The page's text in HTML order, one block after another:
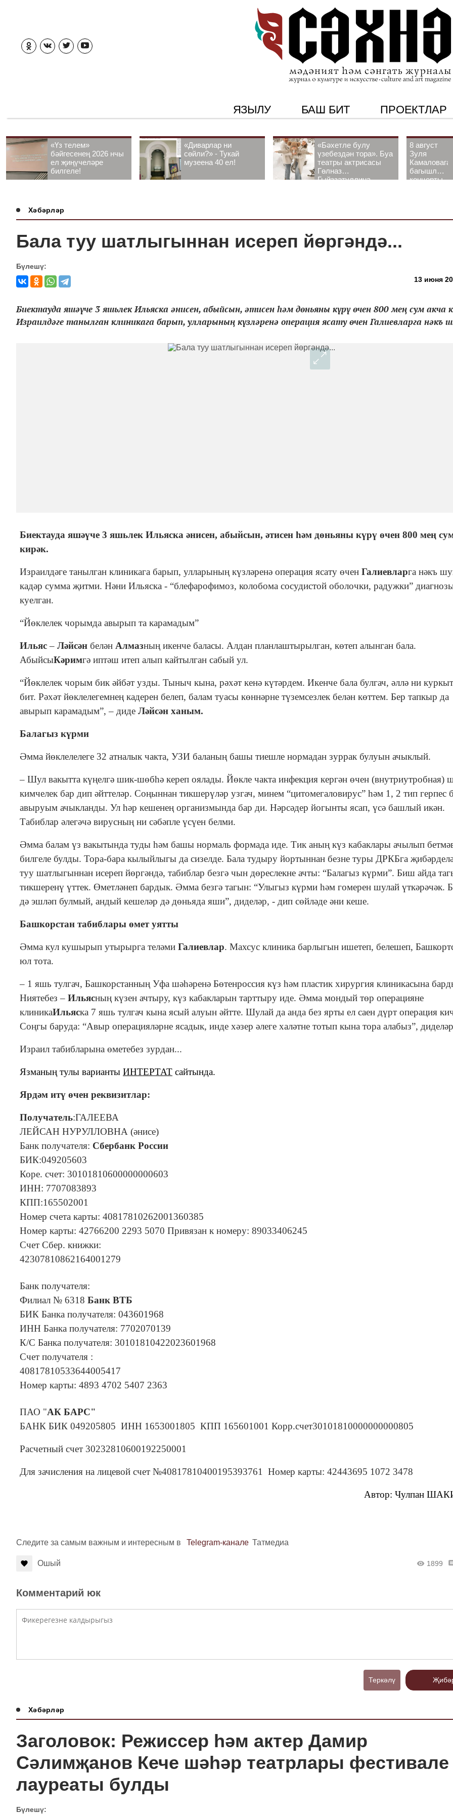
ЯЗЫЛУ БАШ БИТ ПРОЕКТЛАР
«Үз телем»
бәйгесенең 2026 нчы
ел җиңүчеләре
билгеле!
«Диварлар ни
сөйли?» - Тукай
музеена 40 ел!
«Бәхетле булу
үзебездән тора». Буа
театры актрисасы
Гөлназ
Гыйззәтуллина-
8 август
Зуля
Камаловага
багышлау
концерты
Хәбәрләр
Бала туу шатлыгыннан исереп йөргәндә...
Бүлешү:
13 июня
Биектауда яшәүче 3 яшьлек Ильяска әнисен, абыйсын, әтисен һәм дөньяны күрү өчен 800 мең сум акча
Израилдәге танылган клиникага барып, улларының күзләренә операция ясату өчен Галиевларга нәкъ
Биектауда яшәүче 3 яшьлек Ильяска әнисен, абыйсын, әтисен һәм дөньяны күрү өчен 800 мең
кирәк.
Израилдәге танылган клиникага барып, улларының күзләренә операция ясату өчен Галиевларга нәкъ
кадәр сумма җитми. Нәни Ильяска - “блефарофимоз, колобома сосудистой оболочки, радужки”
куелган.
“Йөклелек чорымда авырып та карамадым”
Ильяс– Ләйсән белән Алмазның икенче баласы. Алдан планлаштырылган, көтеп алынган бала.
АбыйсыКәримгә иптәш итеп алып кайтылган сабый ул.
“Йөклелек чорым бик әйбәт узды. Тыныч кына, рәхәт кенә күтәрдем. Икенче бала булгач, әллә ни
бит. Рәхәт йөклелегемнең кадерен белеп, балам туасы көннәрне түземсезлек белән көттем. Бер тапкыр да
авырып карамадым”, – диде Ләйсән ханым.
Балагыз күрми
Әмма йөклелелеге 32 атналык чакта, УЗИ баланың башы тиешле нормадан зуррак булуын ачыклый.
– Шул вакытта күңелгә шик-шөбһә кереп оялады. Йөкле чакта инфекция кергән өчен (внутриутробная)
кимчелек бар дип әйттеләр. Соңыннан тикшерүләр узгач, минем “цитомегаловирус” һәм 1, 2 тип герпес
авыруым ачыкланды. Ул һәр кешенең организмында бар ди. Нәрсәдер йогынты ясап, үсә башлый икән.
Табиблар әлегәчә вирусның ни сәбәпле үсүен белми.
Әмма балам үз вакытында туды һәм башы нормаль формада иде. Тик аның күз кабаклары ачылып
билгеле булды. Тора-бара кылыйлыгы да сизелде. Бала тудыру йортыннан безне туры ДРКБга
туу шатлыгыннан исереп йөргәндә, табиблар безгә чын дөреслекне ачты: “Балагыз күрми”. Биш айда
тикшеренү үттек. Өметләнеп бардык. Әмма безгә тагын: “Улыгыз күрми һәм гомерен шулай үткәрәчәк.
дә эшләп булмый, андый кешеләр дә дөньяда яши”, диделәр, - дип сөйләде әни кеше.
Башкорстан табиблары өмет уятты
Әмма кул кушырып утырырга теләми Галиевлар. Махсус клиника барлыгын ишетеп, белешеп,
юл тота.
– 1 яшь тулгач, Башкорстанның Уфа шәһәренә Бөтенроссия күз һәм пластик хирургия клиникасына
Ниятебез – Ильясның күзен ачтыру, күз кабакларын тарттыру иде. Әмма мондый төр операцияне
клиникаИльяска 7 яшь тулгач кына ясый алуын әйтте. Шулай да анда без ярты ел саен дүрт операция
Соңгы баруда: “Авыр операцияләрне ясадык, инде хәзер әлеге халәтне тотып кына тора алабыз”,
Израил табибларына өметебез зурдан...
Язманың тулы варианты ИНТЕРТАТ сайтында.
Ярдәм итү өчен реквизитлар:
Получатель:ГАЛЕЕВА
ЛЕЙСАН НУРУЛЛОВНА (әнисе)
Банк получателя: Сбербанк России
БИК:049205603
Коре. счет: 30101810600000000603
ИНН: 7707083893
КПП:165502001
Номер счета карты: 40817810262001360385
Номер карты: 42766200 2293 5070 Привязан к номеру: 89033406245
Счет Сбер. книжки:
42307810862164001279
Банк получателя:
Филиал № 6318 Банк ВТБ
БИК Банка получателя: 043601968
ИНН Банка получателя: 7702070139
К/С Банка получателя: 30101810422023601968
Счет получателя :
40817810533644005417
Номер карты: 4893 4702 5407 2363
ПАО "АК БАРС"
БАНК БИК 049205805 ИНН 1653001805 КПП 165601001 Корр.счет30101810000000000805
Расчетный счет 30232810600192250001
Для зачисления на лицевой счет №40817810400195393761 Номер карты: 42443695 1072 3478
Автор: Чулпан
Следите за самым важным и интересным в Telegram-канале Татмедиа
Ошый 1899
Комментарий юк
Теркәлү
Хәбәрләр
Заголовок: Режиссер һәм актер Дамир
Сәлимҗанов Кече шәһәр театрлары фестивале
лауреаты булды
Бүлешү: